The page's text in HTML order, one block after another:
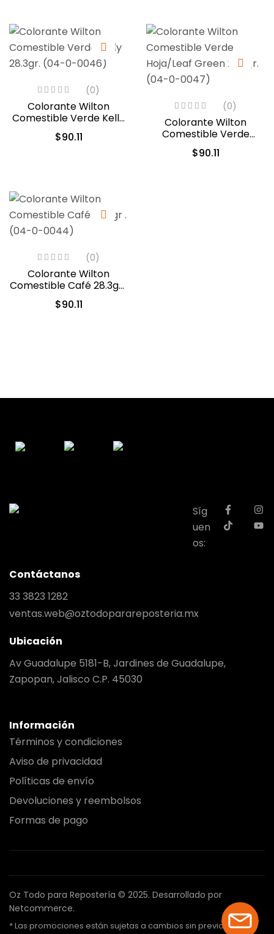
(0)
Colorante Wilton
Comestible Verde Kelly
28.3gr. (04-0-0046)
$90.11
(0)
Colorante Wilton
Comestible Verde
Hoja/Leaf Green 28.3gr.
(04-0-0047)
$90.11
(0)
Colorante Wilton
Comestible Café 28.3gr .
(04-0-0044)
$90.11
Síg
uen
os:
Contáctanos
33 3823 1282
ventas.web@oztodoparareposteria.mx
Ubicación
Av Guadalupe 5181-B, Jardines de Guadalupe,
Zapopan, Jalisco C.P. 45030
Información
Términos y condiciones
Aviso de privacidad
Políticas de envío
Devoluciones y reembolsos
Formas de pago
Oz Todo para Repostería © 2025. Desarrollado por
Netcommerce.
* Las promociones están sujetas a cambios sin previo aviso.